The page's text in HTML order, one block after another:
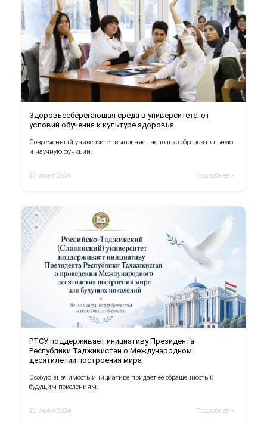
Здоровьесберегающая среда в университете: от
условий обучения к культуре здоровья
Современный университет выполняет не только образовательную
и научную функции.
27 июня 2026 Подробнее >
РТСУ поддерживает инициативу Президента
Республики Таджикистан о Международном
десятилетии построения мира
Особую значимость инициативе придает ее обращенность к
будущим поколениям.
26 июня 2026 Подробнее >